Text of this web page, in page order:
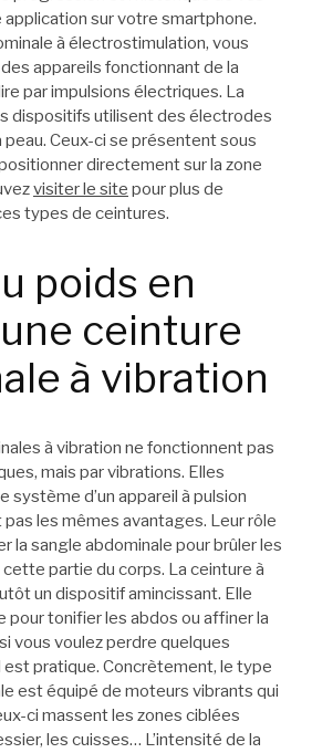
application sur votre smartphone.
à électrostimulation, vous
appareils fonctionnant de la
par impulsions électriques. La
dispositifs utilisent des électrodes
peau. Ceux-ci se présentent sous
directement sur la zone
visiter le site pour plus de
types de ceintures.
poids en
ceinture
à vibration
à vibration ne fonctionnent pas
mais par vibrations. Elles
système d’un appareil à pulsion
les mêmes avantages. Leur rôle
la sangle abdominale pour brûler les
partie du corps. La ceinture à
un dispositif amincissant. Elle
pour tonifier les abdos ou affiner la
vous voulez perdre quelques
est pratique. Concrètement, le type
est équipé de moteurs vibrants qui
ci massent les zones ciblées
les cuisses… L’intensité de la